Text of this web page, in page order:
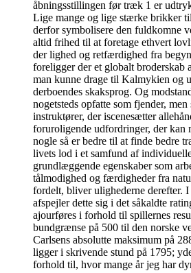
åbningsstillingen før træk 1 er
Lige mange og lige stærke brikker
derfor symbolisere den fuldkomne
altid frihed til at foretage ethvert
der lighed og retfærdighed fra
foreligger der et globalt broderskab
man kunne drage til Kalmykien og
derboendes skaksprog. Og
nogetsteds opfatte som fjender,
instruktører, der iscenesætter
foruroligende udfordringer, der kan
nogle så er bedre til at finde bedre
livets lod i et samfund af
grundlæggende egenskaber som
tålmodighed og færdigheder fra
fordelt, bliver ulighederne derefter. I
afspejler dette sig i det såkaldte
ajourføres i forhold til spillernes
bundgrænse på 500 til den norske
Carlsens absolutte maksimum på
ligger i skrivende stund på 1795;
forhold til, hvor mange år jeg har